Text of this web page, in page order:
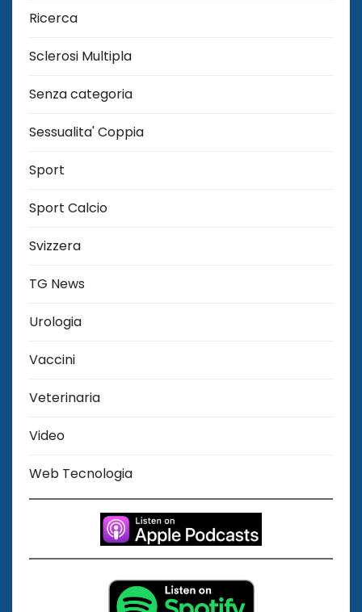
Ricerca
Sclerosi Multipla
Senza categoria
Sessualita' Coppia
Sport
Sport Calcio
Svizzera
TG News
Urologia
Vaccini
Veterinaria
Video
Web Tecnologia